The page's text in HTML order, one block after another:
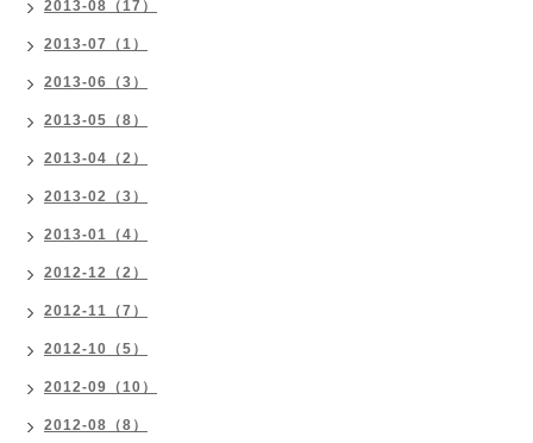
2013-08（17）
2013-07（1）
2013-06（3）
2013-05（8）
2013-04（2）
2013-02（3）
2013-01（4）
2012-12（2）
2012-11（7）
2012-10（5）
2012-09（10）
2012-08（8）